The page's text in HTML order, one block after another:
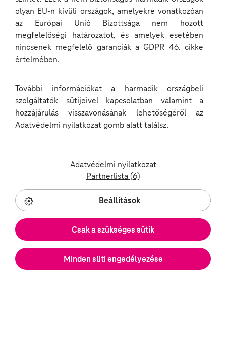
olyan EU-n kívüli országok, amelyekre vonatkozóan
az Európai Unió Bizottsága nem hozott
megfelelőségi határozatot, és amelyek esetében
nincsenek megfelelő garanciák a GDPR 46. cikke
értelmében.
További információkat a harmadik országbeli
szolgáltatók sütijeivel kapcsolatban valamint a
hozzájárulás visszavonásának lehetőségéről az
Adatvédelmi nyilatkozat gomb alatt találsz.
Adatvédelmi nyilatkozat
Partnerlista (6)
Beállítások
Csak a szükséges sütik
Minden süti engedélyezése
megbízhatóság eléréséhez!
A beágyazott tartalmak az oldalon a „Minden süti engedélyezése” gombra való
Nyitóoldal
Karrier